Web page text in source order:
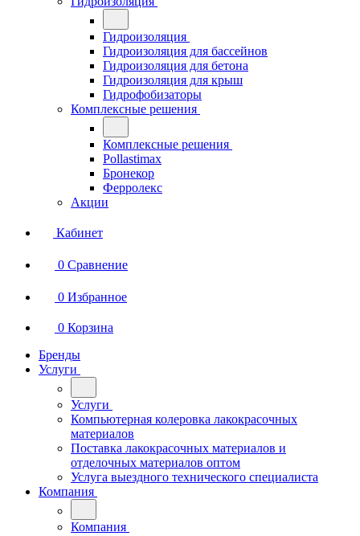
Гидроизоляция
Гидроизоляция для бассейнов
Гидроизоляция для бетона
Гидроизоляция для крыш
Гидрофобизаторы
Комплексные решения
Комплексные решения
Pollastimax
Бронекор
Ферролекс
Акции
Кабинет
0 Сравнение
0 Избранное
0 Корзина
Бренды
Услуги
Услуги
Компьютерная колеровка лакокрасочных
материалов
Поставка лакокрасочных материалов и
отделочных материалов оптом
Услуга выездного технического специалиста
Компания
Компания